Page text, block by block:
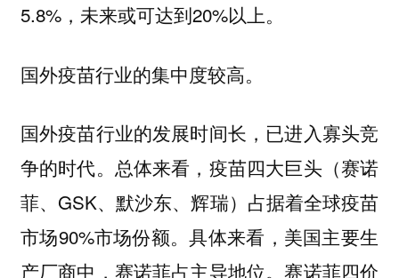
5.8%，未来或可达到20%以上。
国外疫苗行业的集中度较高。
国外疫苗行业的发展时间长，已进入寡头竞
争的时代。总体来看，疫苗四大巨头（赛诺
菲、GSK、默沙东、辉瑞）占据着全球疫苗
市场90%市场份额。具体来看，美国主要生
产厂商中，赛诺菲占主导地位。赛诺菲四价